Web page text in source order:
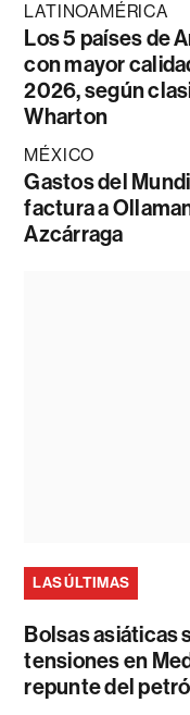
LATINOAMÉRICA
Los 5 países de
con mayor
2026, según
Wharton
MÉXICO
Gastos del
factura a
Azcárraga
LAS ÚLTIMAS
Bolsas asiáticas
tensiones en
repunte del